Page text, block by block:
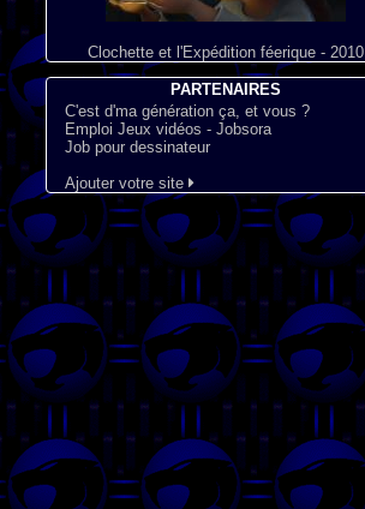
Clochette et l'Expédition féerique - 2010
PARTENAIRES
C'est d'ma génération ça, et vous ?
Emploi Jeux vidéos - Jobsora
Job pour dessinateur
Ajouter votre site